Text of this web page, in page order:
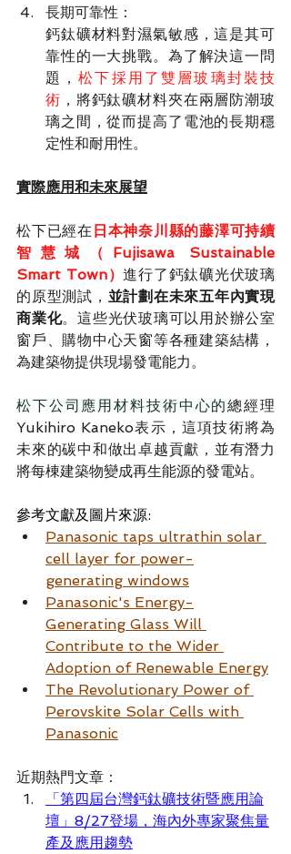
長期可靠性：
鈣鈦礦材料對濕氣敏感，這是其可
靠性的一大挑戰。為了解決這一問
題，松下採用了雙層玻璃封裝技
術 ，將鈣鈦礦材料夾在兩層防潮玻
璃之間，從而提高了電池的長期穩
定性和耐用性。
實際應用和未來展望
松下已經在 日本神奈川縣的藤澤可持續
智慧城（Fujisawa Sustainable
Smart Town）進行了鈣鈦礦光伏玻璃
的原型測試， 並計劃在未來五年內實現
商業化。這些光伏玻璃可以用於辦公室
窗戶、購物中心天窗等各種建築結構，
為建築物提供現場發電能力。
松下公司應用材料技術中心的總經理
Yukihiro Kaneko表示，這項技術將為
未來的碳中和做出卓越貢獻，並有潛力
將每棟建築物變成再生能源的發電站。
參考文獻及圖片來源:
Panasonic taps ultrathin solar
cell layer for power-
generating windows
Panasonic's Energy-
Generating Glass Will
Contribute to the Wider
Adoption of Renewable Energy
The Revolutionary Power of
Perovskite Solar Cells with
Panasonic
近期熱門文章：
「第四屆台灣鈣鈦礦技術暨應用論
壇」8/27登場，海內外專家聚焦量
產及應用趨勢